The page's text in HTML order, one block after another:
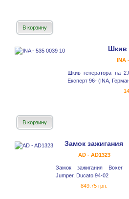
В корзину
Шкив
INA
Шкив генератора на
Експерт 96- (INA,
В корзину
Замок зажигания
AD - AD1323
Замок зажигания Boxer ,
Jumper, Ducato 94-02
849.75 грн.